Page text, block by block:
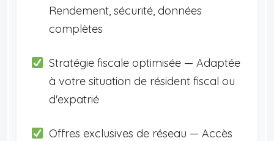
Rendement, sécurité, données
complètes
Stratégie fiscale optimisée — Adaptée
à votre situation de résident fiscal ou
d'expatrié
Offres exclusives de réseau — Accès